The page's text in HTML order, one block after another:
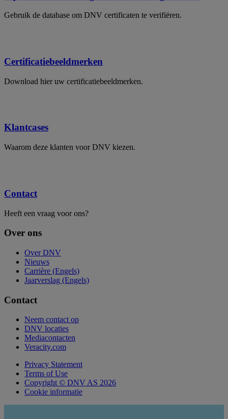
Gebruik de database om DNV certificaten te verifiëren.
Certificatiebeeldmerken
Download hier uw certificatiebeeldmerken.
Klantcases
Waarom deze klanten voor DNV kiezen.
Contact
Heeft een vraag voor ons?
Over ons
Over DNV
Nieuws
Carrière (Engels)
Jaarverslag (Engels)
Contact
Neem contact op
DNV locaties
Mediacontacten
Veracity.com
Privacy Statement
Terms of Use
Copyright © DNV AS 2026
Cookie informatie